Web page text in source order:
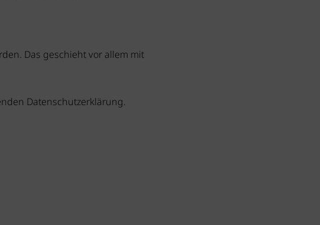
Das geschieht vor allem mit
Datenschutzerklärung.